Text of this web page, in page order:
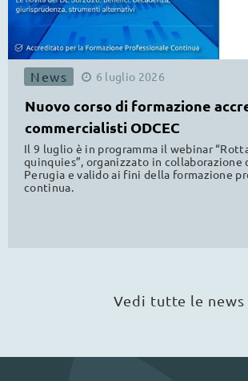
News 6 luglio 2026
Nuovo corso di formazione
commercialisti ODCEC
Il 9 luglio è in programma il webinar
quinquies”, organizzato in collaborazione
Perugia e valido ai fini della formazione
continua.
Vedi tutte le news